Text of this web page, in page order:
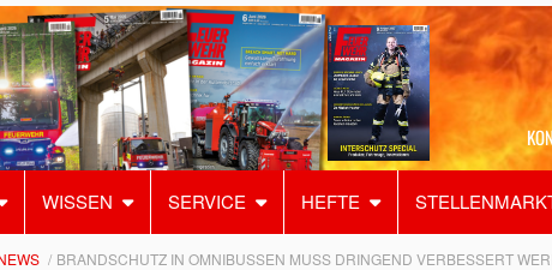
WISSEN SERVICE HEFTE
BRANDSCHUTZ IN OMNIBUSSEN MUSS DRINGEND VERBESSERT